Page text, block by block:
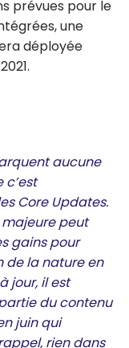
prévues pour le
une
déployée
aucune
Core Updates.
majeure peut
gains pour
de la nature en
jour, il est
du contenu
juin qui
rien dans